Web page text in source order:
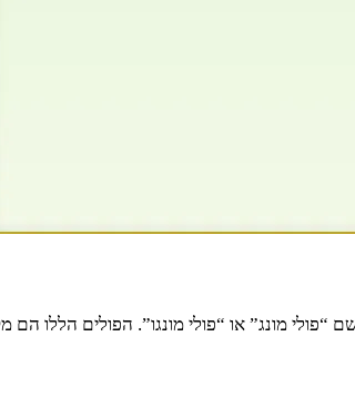
מונג” או “פולי מונגו”. הפולים הללו הם